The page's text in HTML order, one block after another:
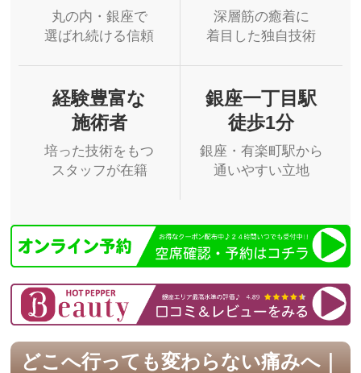
丸の内・銀座で
選ばれ続ける信頼
深層筋の癒着に
着目した独自技術
経験豊富な
施術者
培った技術をもつ
スタッフが在籍
銀座一丁目駅
徒歩1分
銀座・有楽町駅から
通いやすい立地
どこへ行っても変わらない痛みへ｜